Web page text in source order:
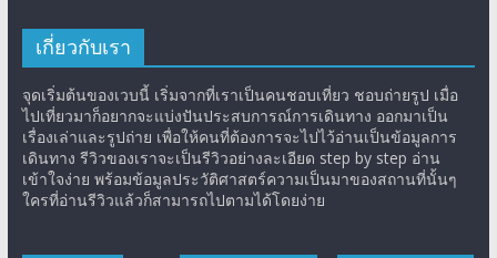
เกี่ยวกับเรา
จุดเริ่มต้นของเวบนี้ เริ่มจากที่เราเป็นคนชอบเที่ยว ชอบถ่ายรูป เมื่อ
ไปเที่ยวมาก็อยากจะแบ่งปันประสบการณ์การเดินทาง ออกมาเป็น
เรื่องเล่าและรูปถ่าย เพื่อให้คนที่ต้องการจะไปไว้อ่านเป็นข้อมูลการ
เดินทาง รีวิวของเราจะเป็นรีวิวอย่างละเอียด step by step อ่าน
เข้าใจง่าย พร้อมข้อมูลประวัติศาสตร์ความเป็นมาของสถานที่นั้นๆ
ใครที่อ่านรีวิวแล้วก็สามารถไปตามได้โดยง่าย